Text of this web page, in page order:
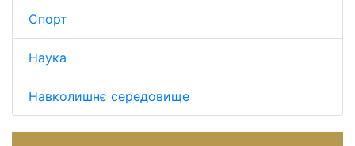
Спорт
Наука
Навколишнє середовище